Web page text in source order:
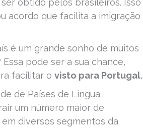
obtido pelos brasileiros. Isso
acordo que facilita a imigração
é um grande sonho de muitos
pode ser a sua chance,
facilitar o visto para Portugal.
de Países de Língua
um número maior de
diversos segmentos da